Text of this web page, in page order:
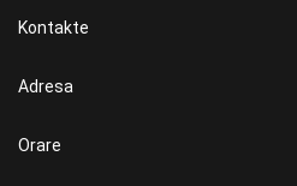
Kontakte
Adresa
Orare